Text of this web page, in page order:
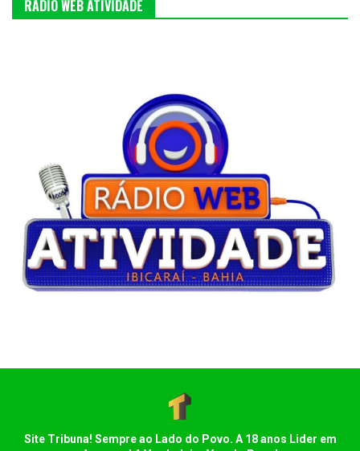
RÁDIO WEB ATIVIDADE
Site Tribuna! Sempre ao Lado do Povo. A 18 anos Lider em